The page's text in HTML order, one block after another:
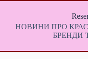
Перейти
НОВИНИ ПРО
БРЕНДИ